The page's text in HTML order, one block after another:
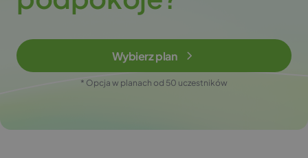
Wybierz plan
* Opcja w planach od 50 uczestników